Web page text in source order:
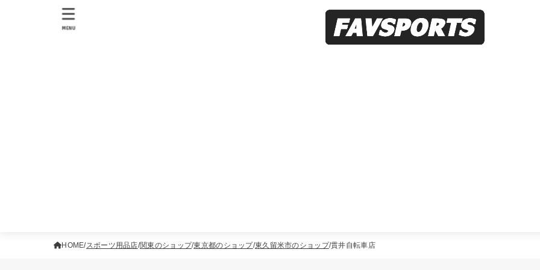
MENU
HOME スポーツ用品店 関東のショップ 東京都のショップ 東久留米市のショップ 貫井自転車店